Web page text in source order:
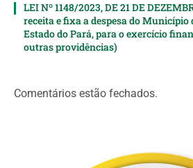
LEI Nº 1148/2023, DE 21 DE
receita e fixa a despesa do Município
Estado do Pará, para o exercício
outras providências)
Comentários estão fechados.